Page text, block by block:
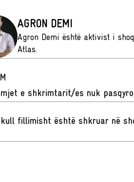
AGRON DEMI
Agron Demi është aktivist i
Atlas.
e shkrimtarit/es nuk
fillimisht është shkruar në